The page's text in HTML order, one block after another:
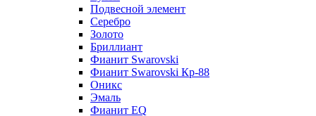
Подвесной элемент
Серебро
Золото
Бриллиант
Фианит Swarovski
Фианит Swarovski Кр-88
Оникс
Эмаль
Фианит EQ